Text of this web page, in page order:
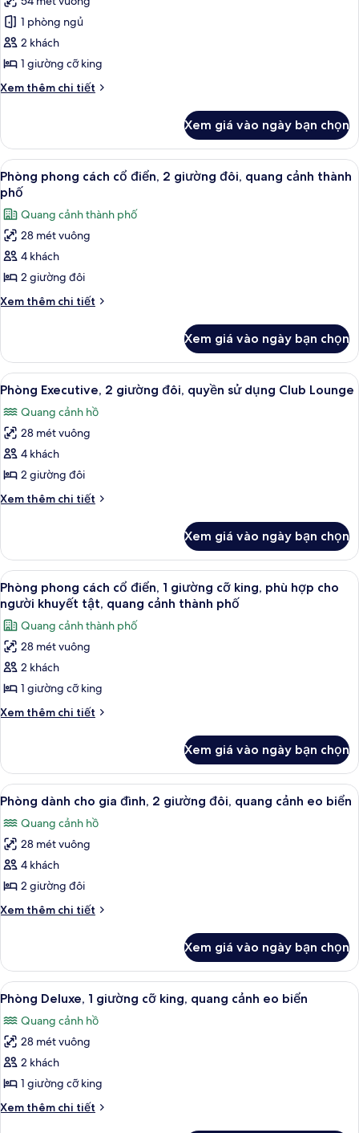
sử
dụng
Club
Phòng
Suite
phong
cách
cổ
điển,
giường
cỡ
king,
quyền
sử
dụng
Club
Lounge,
quang
cảnh
1 phòng ngủ
2 khách
1 giường cỡ king
Xem thêm chi tiết
Chi
Phòng
Suite
phong
cách
cổ
điển,
giường
cỡ
king,
sử
quang
cảnh
eo
Xem giá vào ngày bạn chọn
Xem
tất
cả
ảnh
Phòng
phong
cách
cổ
giường
đôi,
quang
cảnh
thành
phố
Bộ đồ giường cao cấp, minibar, két
8
Phòng phong cách cổ điển, 2 giường đôi, quang cảnh thành
phố
Quang cảnh thành phố
28 mét vuông
4 khách
2 giường đôi
Xem thêm chi tiết
Chi
Phòng
phong
cách
điển,
2
đôi,
quang
thành
Xem giá vào ngày bạn chọn
Xem
tất
cả
ảnh
Phòng
Executive,
2
giường
quyền
sử
dụng
Club
Lounge
Bộ đồ giường cao cấp, minibar, két
8
Phòng Executive, 2 giường đôi, quyền sử dụng Club Lounge
Quang cảnh hồ
28 mét vuông
4 khách
2 giường đôi
Xem thêm chi tiết
Chi
Phòng
Executive,
2
giường
đôi,
quyền
sử
dụng
Club
Lounge
Xem giá vào ngày bạn chọn
Xem
tất
cả
ảnh
Phòng
phong
cách
cổ
giường
cỡ
king,
phù
hợp
cho
người
khuyết
tật,
thành
phố
Bộ đồ giường cao cấp, minibar, két
7
Phòng phong cách cổ điển, 1 giường cỡ king, phù hợp cho
người khuyết tật, quang cảnh thành phố
Quang cảnh thành phố
28 mét vuông
2 khách
1 giường cỡ king
Xem thêm chi tiết
Chi
Phòng
phong
cách
điển,
cỡ
king,
hợp
tật,
quang
cảnh
thành
phố
Xem giá vào ngày bạn chọn
Xem
tất
cả
ảnh
Phòng
dành
cho
gia
2
giường
đôi,
quang
cảnh
eo
biển
Bộ đồ giường cao cấp, minibar, két
7
Phòng dành cho gia đình, 2 giường đôi, quang cảnh eo biển
Quang cảnh hồ
28 mét vuông
4 khách
2 giường đôi
Xem thêm chi tiết
Chi
Phòng
dành
cho
đình,
2
đôi,
quang
eo
Xem giá vào ngày bạn chọn
Xem
tất
cả
ảnh
Phòng
Deluxe,
1
giường
Bộ đồ giường cao cấp, minibar, két
9
Phòng Deluxe, 1 giường cỡ king, quang cảnh eo biển
Quang cảnh hồ
28 mét vuông
2 khách
1 giường cỡ king
Xem thêm chi tiết
Chi